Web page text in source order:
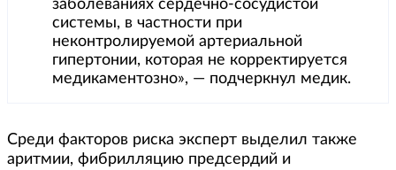
заболеваниях сердечно-сосудистой
системы, в частности при
неконтролируемой артериальной
гипертонии, которая не корректируется
медикаментозно», — подчеркнул медик.
Среди факторов риска эксперт выделил также
аритмии, фибрилляцию предсердий и